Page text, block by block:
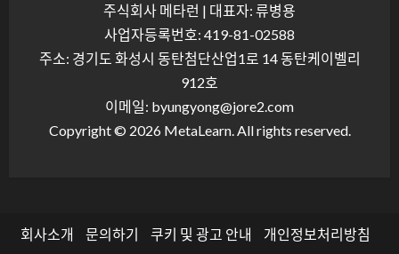
주식회사 메타런 | 대표자: 류병용
사업자등록번호: 419-81-02588
주소: 경기도 화성시 동탄첨단산업1로 14 동탄케이벨리
912호
이메일: byungyong@jore2.com
Copyright © 2026 MetaLearn. All rights reserved.
회사소개 문의하기 쿠키 및 광고 안내 개인정보처리방침